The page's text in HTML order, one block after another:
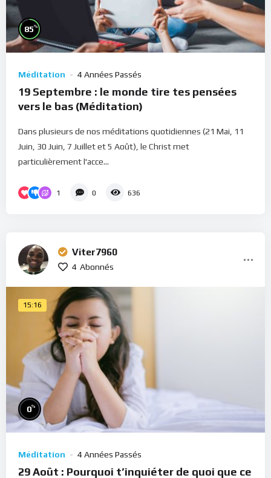
85%
Méditation 4 Années Passés
19 Septembre : le monde tire tes pensées
vers le bas (Méditation)
Dans plusieurs de nos méditations quotidiennes (21 Mai, 11
Juin, 30 Juin, 7 Juillet et 5 Août), le Christ met
particulièrement l'acce...
1 0 636
Viter7960
4 Abonnés
15:16
0%
Méditation 4 Années Passés
29 Août : Pourquoi t’inquiéter de quoi que ce